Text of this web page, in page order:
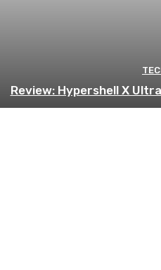
Review: Hypershell X